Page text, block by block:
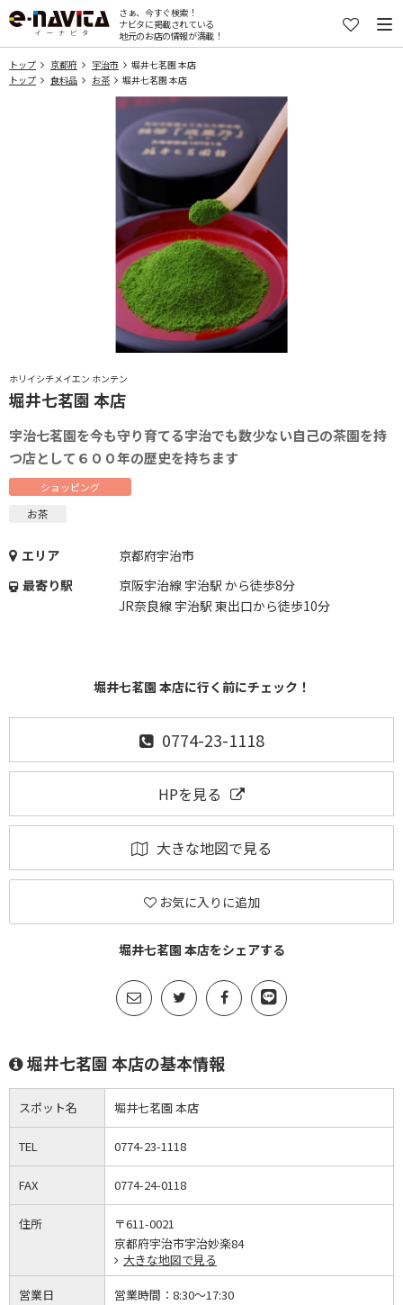
さぁ、今すぐ検索！
ナビタに掲載されている
地元のお店の情報が満載！
トップ 京都府 宇治市
堀井七茗園 本店
トップ
食料品 お茶 堀井七茗園 本店
ホリイシチメイエン ホンテン
堀井七茗園 本店
宇治七茗園を今も守り育てる宇治でも数少ない自己の茶園を持
つ店として６００年の歴史を持ちます
ショッピング
お茶
エリア
京都府宇治市
最寄り駅
京阪宇治線 宇治駅 から徒歩8分
JR奈良線 宇治駅 東出口から徒歩10分
堀井七茗園 本店に行く前にチェック！
0774-23-1118
HPを見る
大きな地図で見る
お気に入りに追加
堀井七茗園 本店をシェアする
堀井七茗園 本店の基本情報
スポット名 堀井七茗園 本店
TEL 0774-23-1118
FAX 0774-24-0118
住所
〒611-0021
京都府宇治市宇治妙楽84
大きな地図で見る
営業日 営業時間： 8:30～17:30